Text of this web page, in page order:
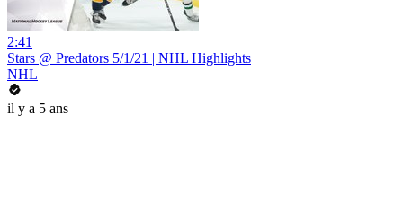
2:41
Stars @ Predators 5/1/21 | NHL Highlights
NHL
il y a 5 ans